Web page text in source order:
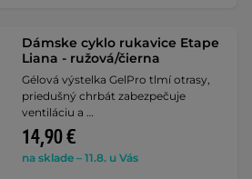
Dámske cyklo rukavice Etape
Liana - ružová/čierna
Gélová výstelka GelPro tlmí otrasy,
priedušný chrbát zabezpečuje
ventiláciu a …
14,90 €
na sklade – 11.8. u Vás